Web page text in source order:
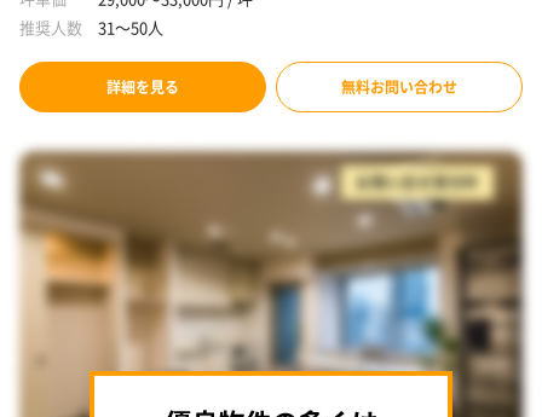
推奨人数
31～50人
詳細を見る 無料お問い合わせ
お問い合せ受付中